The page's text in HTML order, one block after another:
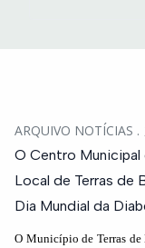
ARQUIVO NOTÍCIAS
O Centro Municipal
Local de Terras de
Dia Mundial da
O Município de Terras